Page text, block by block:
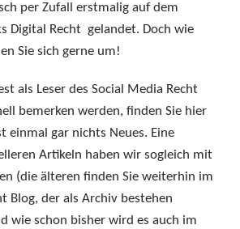
per Zufall erstmalig auf dem
Digital Recht gelandet. Doch wie
Sie sich gerne um!
als Leser des Social Media Recht
bemerken werden, finden Sie hier
einmal gar nichts Neues. Eine
Artikeln haben wir sogleich mit
(die älteren finden Sie weiterhin im
Blog, der als Archiv bestehen
wie schon bisher wird es auch im